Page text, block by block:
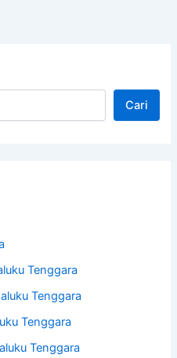
Cari
Tenggara
Tenggara
Tenggara
Tenggara